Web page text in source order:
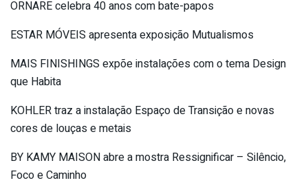
ORNARE celebra 40 anos com bate-papos
ESTAR MÓVEIS apresenta exposição Mutualismos
MAIS FINISHINGS expõe instalações com o tema Design
que Habita
KOHLER traz a instalação Espaço de Transição e novas
cores de louças e metais
BY KAMY MAISON abre a mostra Ressignificar – Silêncio,
Foco e Caminho